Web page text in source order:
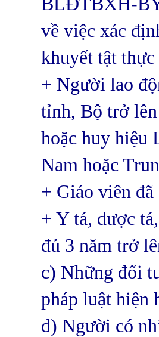
về việc xác
khuyết tật
+ Người lao
tỉnh, Bộ trở lên
hoặc huy hiệu
Nam hoặc
+ Giáo viên
+ Y tá, dược
đủ 3 năm trở
c) Những đối
pháp luật hiện
d) Người có